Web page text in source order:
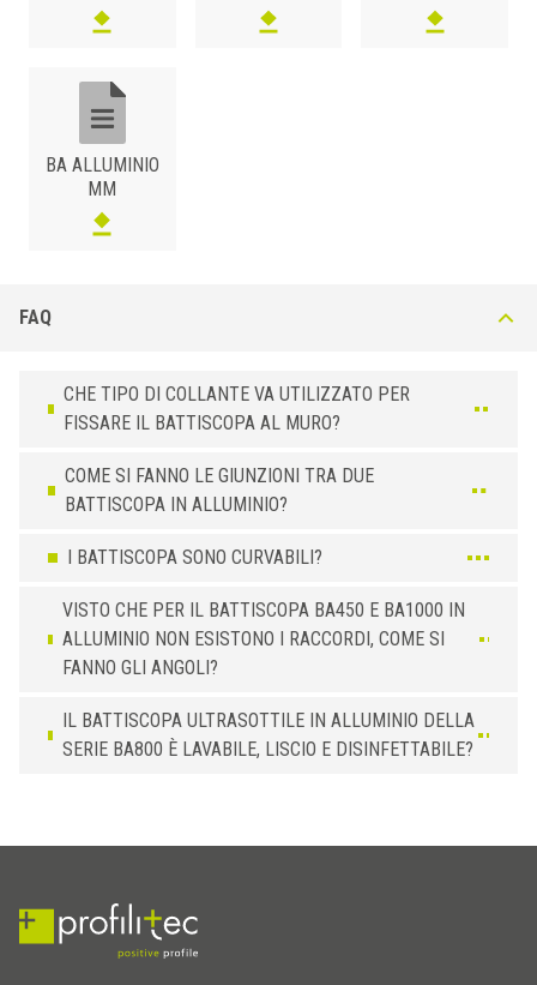
BA ALLUMINIO
MM
FAQ
CHE TIPO DI COLLANTE VA UTILIZZATO PER
FISSARE IL BATTISCOPA AL MURO?
COME SI FANNO LE GIUNZIONI TRA DUE
BATTISCOPA IN ALLUMINIO?
I BATTISCOPA SONO CURVABILI?
VISTO CHE PER IL BATTISCOPA BA450 E BA1000 IN
ALLUMINIO NON ESISTONO I RACCORDI, COME SI
FANNO GLI ANGOLI?
IL BATTISCOPA ULTRASOTTILE IN ALLUMINIO DELLA
SERIE BA800 È LAVABILE, LISCIO E DISINFETTABILE?